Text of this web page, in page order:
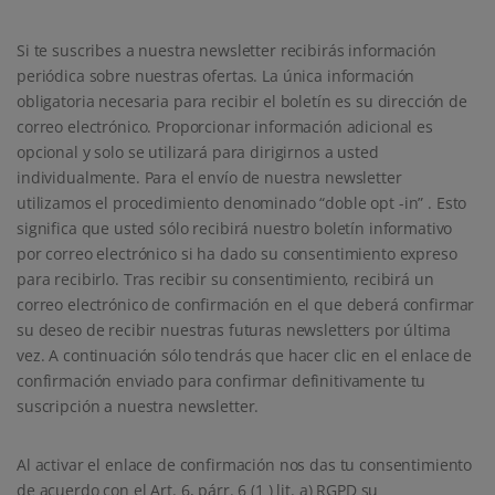
Si te suscribes a nuestra newsletter recibirás información
periódica sobre nuestras ofertas. La única información
obligatoria necesaria para recibir el boletín es su dirección de
correo electrónico. Proporcionar información adicional es
opcional y solo se utilizará para dirigirnos a usted
individualmente. Para el envío de nuestra newsletter
utilizamos el procedimiento denominado “doble opt -in” . Esto
significa que usted sólo recibirá nuestro boletín informativo
por correo electrónico si ha dado su consentimiento expreso
para recibirlo. Tras recibir su consentimiento, recibirá un
correo electrónico de confirmación en el que deberá confirmar
su deseo de recibir nuestras futuras newsletters por última
vez. A continuación sólo tendrás que hacer clic en el enlace de
confirmación enviado para confirmar definitivamente tu
suscripción a nuestra newsletter.
Al activar el enlace de confirmación nos das tu consentimiento
de acuerdo con el Art. 6, párr. 6 (1 ) lit. a) RGPD su